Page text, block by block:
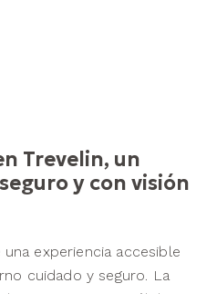
Trevelin, un
y con visión
experiencia accesible
cuidado y seguro. La